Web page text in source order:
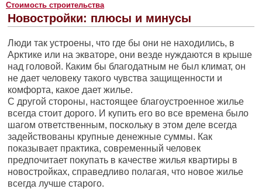
Стоимость строительства
Новостройки: плюсы и минусы
Люди так устроены, что где бы они не находились, в
Арктике или на экваторе, они везде нуждаются в крыше
над головой. Каким бы благодатным не был климат, он
не дает человеку такого чувства защищенности и
комфорта, какое дает жилье.
С другой стороны, настоящее благоустроенное жилье
всегда стоит дорого. И купить его во все времена было
шагом ответственным, поскольку в этом деле всегда
задействованы крупные денежные суммы. Как
показывает практика, современный человек
предпочитает покупать в качестве жилья квартиры в
новостройках, справедливо полагая, что новое жилье
всегда лучше старого.